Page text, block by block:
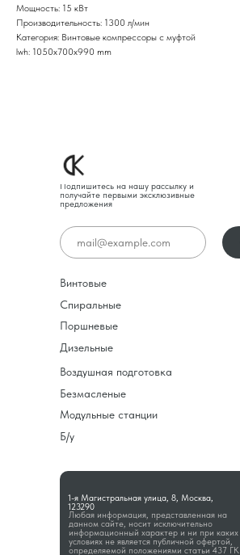
Мощность: 15 кВт
Производительность: 1300 л/мин
Категория: Винтовые компрессоры с муфтой
lwh: 1050x700x990 mm
Любая информация, представленная на
данном сайте, носит исключительно
информационный характер и ни при каких
условиях не является публичной офертой,
определяемой положениями статьи 437 ГК
1-я Магистральная улица, 8, Москва,
123290
Подпишитесь на нашу рассылку и
получайте первыми эксклюзивные
предложения
Винтовые
Спиральные
Поршневые
Дизельные
Воздушная подготовка
Безмасленые
Модульные станции
Б/у